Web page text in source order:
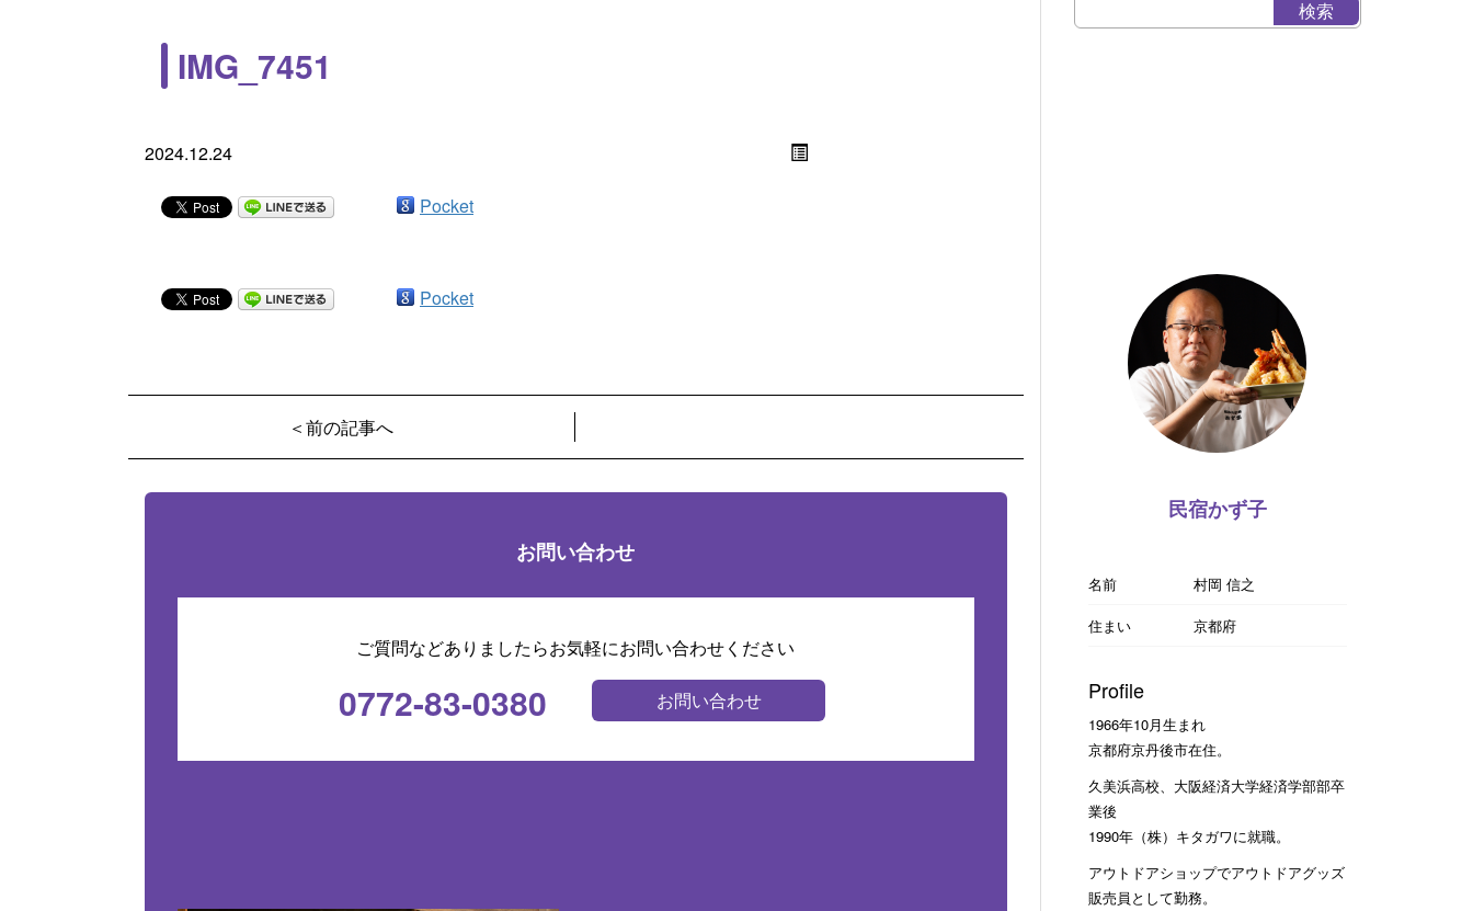
IMG_7451
2024.12.24
Pocket
Pocket
＜前の記事へ
お問い合わせ
ご質問などありましたらお気軽にお問い合わせください
0772-83-0380 お問い合わせ
民宿かず子
名前
村岡 信之
住まい
京都府
Profile
1966年10月生まれ
京都府京丹後市在住。
久美浜高校、大阪経済大学経済学部部卒
業後
1990年（株）キタガワに就職。
アウトドアショップでアウトドアグッズ
販売員として勤務。